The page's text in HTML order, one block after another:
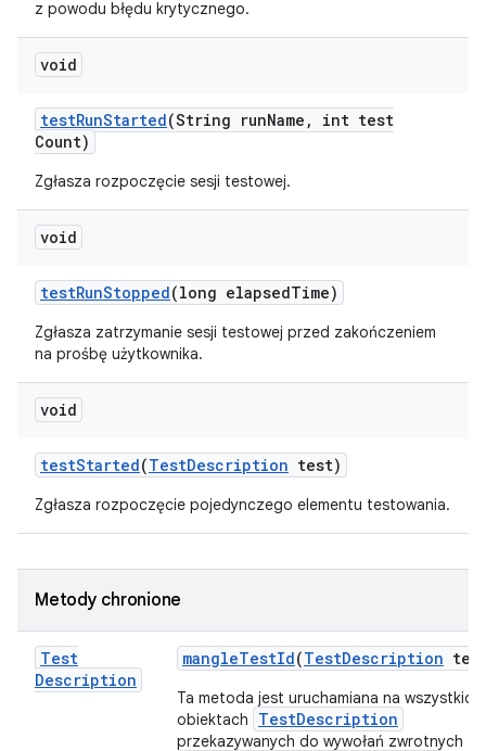
z powodu błędu krytycznego.
void
testRunStarted(String runName ,
int test
Count)
Zgłasza rozpoczęcie sesji testowej.
void
testRunStopped(long elapsedTime)
Zgłasza zatrzymanie sesji testowej przed zakończeniem
na prośbę użytkownika.
void
testStarted(TestDescription test)
Zgłasza rozpoczęcie pojedynczego elementu testowania.
Metody chronione
Test
Description
mangleTestId(TestDescription
Ta metoda jest uruchamiana na wszystkich
obiektach
TestDescription
przekazywanych do wywołań zwrotnych